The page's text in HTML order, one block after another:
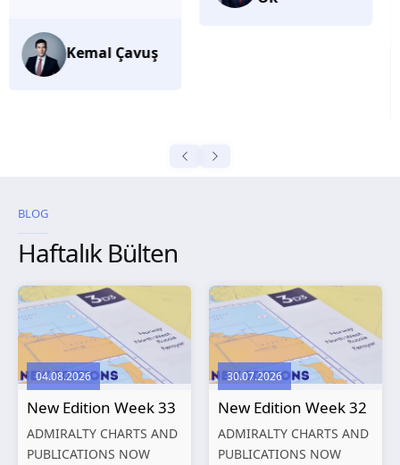
BLOG
Haftalık Bülten
04.08.2026
New Edition Week 33
ADMIRALTY CHARTS AND
PUBLICATIONS NOW
30.07.2026
New Edition Week 32
ADMIRALTY CHARTS AND
PUBLICATIONS NOW